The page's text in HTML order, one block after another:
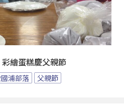
繪蛋糕慶父親節
浦部落 父親節